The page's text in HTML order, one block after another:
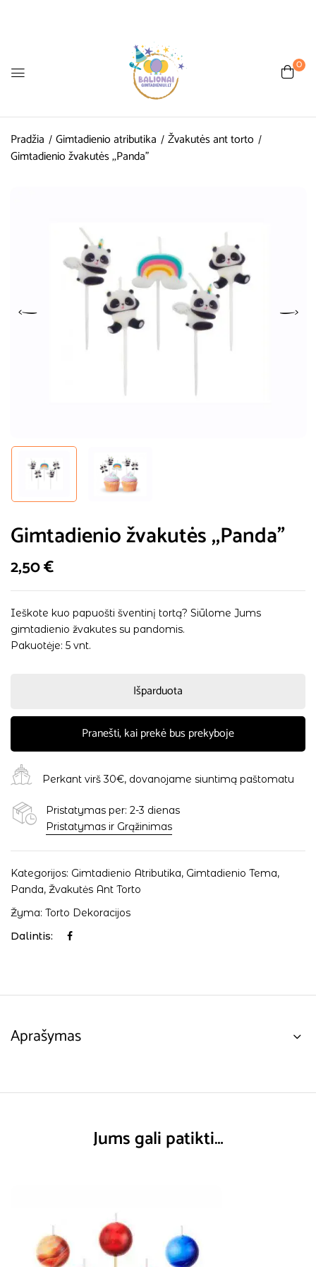
0
Pradžia Gimtadienio atributika
Žvakutės ant torto
Gimtadienio žvakutės ,,Panda”
Gimtadienio žvakutės ,,Panda”
2,50€
Ieškote kuo papuošti šventinį tortą? Siūlome Jums
gimtadienio žvakutes su pandomis.
Pakuotėje: 5 vnt.
Išparduota
Pranešti, kai prekė bus prekyboje
Perkant virš 30€, dovanojame siuntimą paštomatu
Pristatymas per: 2-3 dienas
Pristatymas ir Grąžinimas
Kategorijos: Gimtadienio Atributika, Gimtadienio Tema,
Panda, Žvakutės Ant Torto
Žyma: Torto Dekoracijos
Dalintis:
Aprašymas
Jums gali patikti…